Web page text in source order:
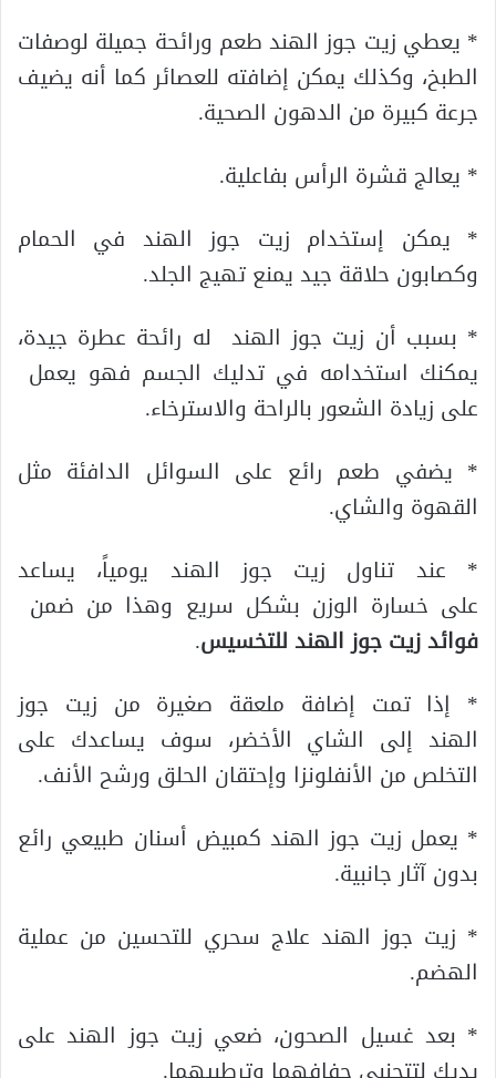
* يعطي زيت جوز الهند طعم ورائحة جميلة لوصفات
الطبخ، وكذلك يمكن إضافته للعصائر كما أنه يضيف
جرعة كبيرة من الدهون الصحية.
* يعالج قشرة الرأس بفاعلية.
* يمكن إستخدام زيت جوز الهند في الحمام
وكصابون حلاقة جيد يمنع تهيج الجلد.
* بسبب أن زيت جوز الهند له رائحة عطرة جيدة،
يمكنك استخدامه في تدليك الجسم فهو يعمل
على زيادة الشعور بالراحة والاسترخاء.
* يضفي طعم رائع على السوائل الدافئة مثل
القهوة والشاي.
* عند تناول زيت جوز الهند يومياً، يساعد
على خسارة الوزن بشكل سريع وهذا من ضمن
فوائد زيت جوز الهند للتخسيس.
* إذا تمت إضافة ملعقة صغيرة من زيت جوز
الهند إلى الشاي الأخضر، سوف يساعدك على
التخلص من الأنفلونزا وإحتقان الحلق ورشح الأنف.
* يعمل زيت جوز الهند كمبيض أسنان طبيعي رائع
بدون آثار جانبية.
* زيت جوز الهند علاج سحري للتحسين من عملية
الهضم.
* بعد غسيل الصحون، ضعي زيت جوز الهند على